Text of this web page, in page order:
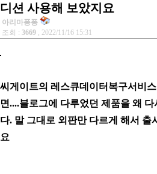
디션 사용해 보았지요
아리마퐁퐁
조회 : 3669 , 2022/11/16 15:31
씨게이트의 레스큐데이터복구서비
면....블로그에 다루었던 제품을 왜
다. 말 그대로 외판만 다르게 해서
요